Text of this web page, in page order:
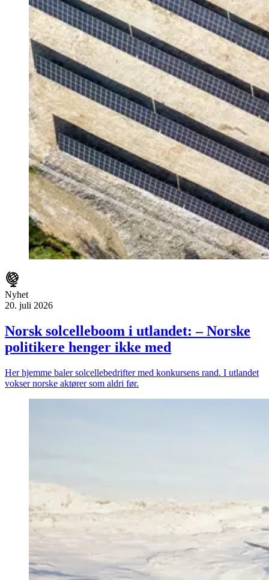
Nyhet
20. juli 2026
Norsk solcelleboom i utlandet: – Norske
politikere henger ikke med
Her hjemme baler solcellebedrifter med konkursens rand. I utlandet
vokser norske aktører som aldri før.